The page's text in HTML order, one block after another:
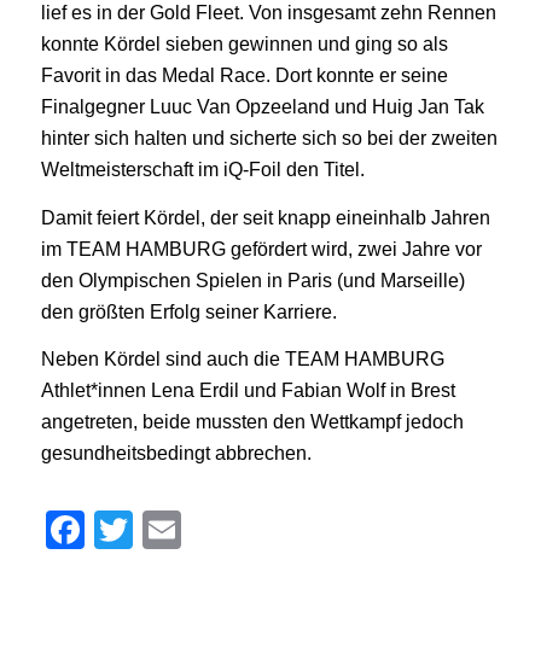
lief es in der Gold Fleet. Von insgesamt zehn Rennen
konnte Kördel sieben gewinnen und ging so als
Favorit in das Medal Race. Dort konnte er seine
Finalgegner Luuc Van Opzeeland und Huig Jan Tak
hinter sich halten und sicherte sich so bei der zweiten
Weltmeisterschaft im iQ-Foil den Titel.
Damit feiert Kördel, der seit knapp eineinhalb Jahren
im TEAM HAMBURG gefördert wird, zwei Jahre vor
den Olympischen Spielen in Paris (und Marseille)
den größten Erfolg seiner Karriere.
Neben Kördel sind auch die TEAM HAMBURG
Athlet*innen Lena Erdil und Fabian Wolf in Brest
angetreten, beide mussten den Wettkampf jedoch
gesundheitsbedingt abbrechen.
Facebook
Twitter